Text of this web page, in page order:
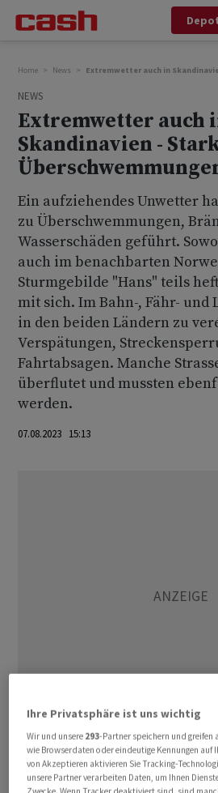
Home News Extremwetter auch in
NEWS
Extremwetter auch
Skandinavien -
Ein aufziehendes Unwetter
zu Überschwemmungen,
Wasserschäden geführt.
auch im benachbarten
Sturmgebilde "Hans" teils
mit sich. Im Bahn-, Fähr- und
in den beiden Ländern zu
Verspätungen,
Fahrtabsagen. Manche
überflutet und mussten
werden.
07.08.2023 15:13
In der Nähe von Hudiksvall rund
von Stockholm entgleisten zwei
Passagierzuges. Der Bahndamm
Ihre Privatsphäre ist uns wichtig
Wir und unsere 293-Partner speichern und greifen
wie Browserdaten oder eindeutige Kennungen auf
von Akzeptieren aktivieren Sie Tracking-
unsere Partner verarbeiten Daten, um Ihnen